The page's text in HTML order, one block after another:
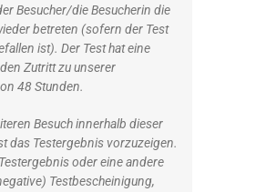
Besucher/die Besucherin die
betreten (sofern der Test
ist). Der Test hat eine
Zutritt zu unserer
48 Stunden.
Besuch innerhalb dieser
das Testergebnis vorzuzeigen.
oder eine andere
Testbescheinigung,